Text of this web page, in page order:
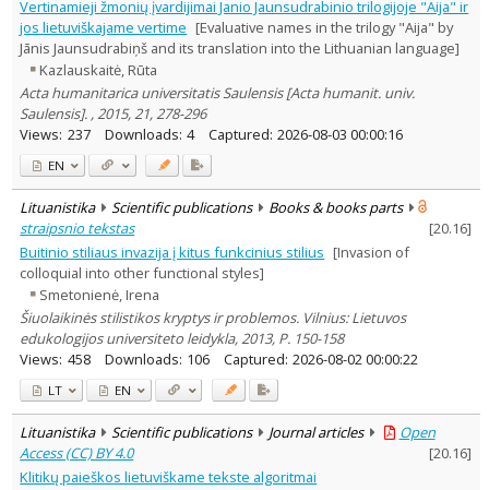
Vertinamieji žmonių įvardijimai Janio Jaunsudrabinio trilogijoje "Aija" ir
jos lietuviškajame vertime [Evaluative names in the trilogy "Aija" by
Jānis Jaunsudrabiņš and its translation into the Lithuanian language]
Kazlauskaitė, Rūta
Acta humanitarica universitatis Saulensis [Acta humanit. univ.
Saulensis]. , 2015, 21, 278-296
Views: 237 Downloads: 4 Captured: 2026-08-03 00:00:16
EN
Lituanistika Scientific publications
Books & books parts
straipsnio tekstas
[20.16]
Buitinio stiliaus invazija į kitus funkcinius stilius [Invasion of
colloquial into other functional styles]
Smetonienė, Irena
Šiuolaikinės stilistikos kryptys ir problemos. Vilnius: Lietuvos
edukologijos universiteto leidykla, 2013, P. 150-158
Views: 458 Downloads: 106 Captured: 2026-08-02 00:00:22
LT EN
Lituanistika Scientific publications Journal articles
Open
Access (CC) BY 4.0
[20.16]
Klitikų paieškos lietuviškame tekste algoritmai